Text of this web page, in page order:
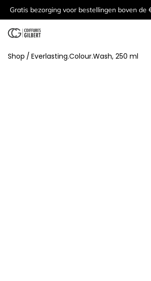
Gratis bezorging voor bestellingen boven de
Shop / Everlasting.Colour.Wash, 250 ml